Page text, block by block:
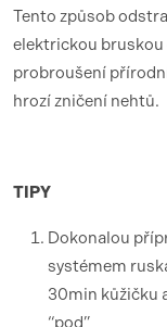
Tento způsob
elektrickou bruskou
probroušení
hrozí zničení nehtů.
TIPY
Dokonalou
systémem
30min kůžičku